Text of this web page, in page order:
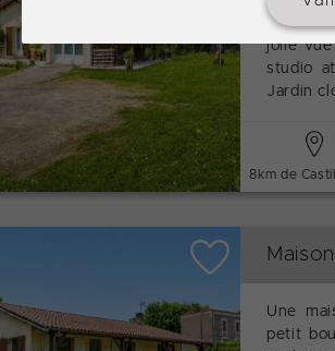
Aux
jolie vue
studio
Jardin
8km de
Une
petit